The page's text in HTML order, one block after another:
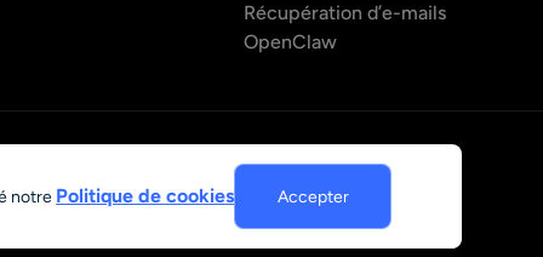
Récupération d’e-mails
OpenClaw
Français
notre Politique de cookies Accepter